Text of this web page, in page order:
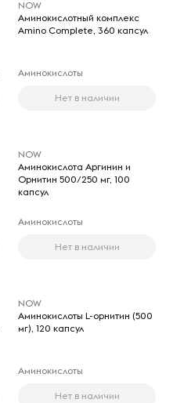
NOW
Аминокислотный комплекс
Amino Complete, 360 капсул
Аминокислоты
Нет в наличии
NOW
Аминокислота Аргинин и
Орнитин 500/250 мг, 100
капсул
Аминокислоты
Нет в наличии
NOW
Аминокислоты L-орнитин (500
мг), 120 капсул
Аминокислоты
Нет в наличии